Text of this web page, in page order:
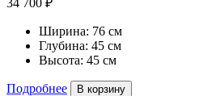
34 700 ₽
Ширина: 76 см
Глубина: 45 см
Высота: 45 см
Подробнее В корзину